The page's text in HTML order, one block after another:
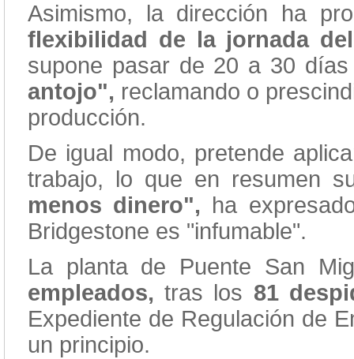
Asimismo, la dirección ha
flexibilidad de la jornada
supone pasar de 20 a 30
antojo", reclamando o
producción.
De igual modo, pretende
trabajo, lo que en resumen
menos dinero", ha
Bridgestone es "infumable".
La planta de Puente San
empleados, tras los 81
Expediente de Regulación de
un principio.